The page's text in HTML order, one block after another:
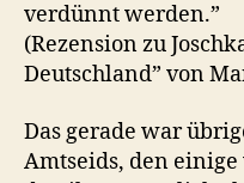
verdünnt werden.”
(Rezension zu
Deutschland” von
Das gerade war
Amtseids, den